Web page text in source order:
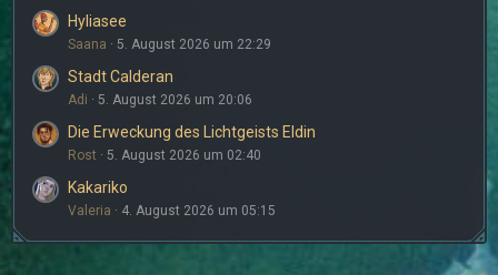
Hyliasee
Saana 5. August 2026 um 22:29
Stadt Calderan
Adi 5. August 2026 um 20:06
Die Erweckung des Lichtgeists Eldin
Rost 5. August 2026 um 02:40
Kakariko
Valeria 4. August 2026 um 05:15